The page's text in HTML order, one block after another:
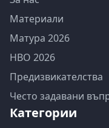
Материали
Матура 2026
НВО 2026
Предизвикателства
Често задавани
Категории